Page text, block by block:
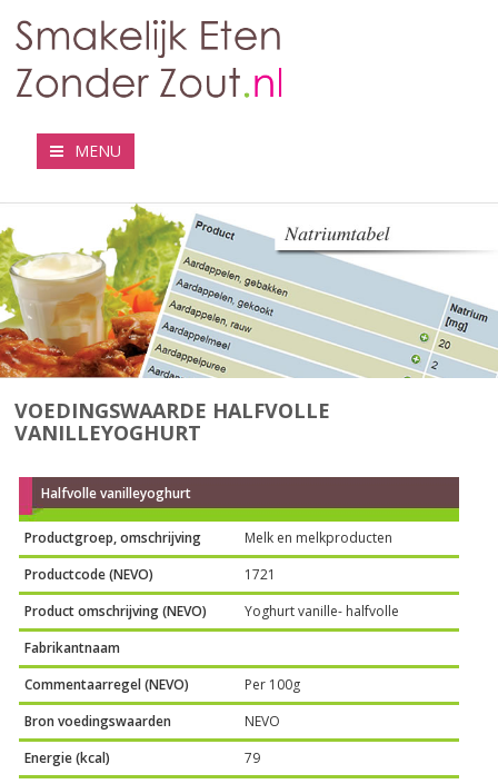
MENU
VOEDINGSWAARDE HALFVOLLE
VANILLEYOGHURT
Halfvolle vanilleyoghurt
Productgroep, omschrijving
Melk en melkproducten
Productcode (NEVO)
1721
Product omschrijving (NEVO)
Yoghurt vanille- halfvolle
Fabrikantnaam
Commentaarregel (NEVO)
Per 100g
Bron voedingswaarden
NEVO
Energie (kcal)
79